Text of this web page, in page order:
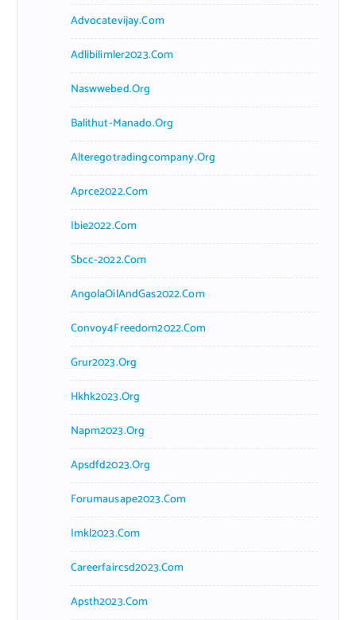
Advocatevijay.com
Adlibilimler2023.com
Naswwebed.org
Balithut-Manado.org
Alteregotradingcompany.org
Aprce2022.com
Ibie2022.com
Sbcc-2022.com
AngolaOilAndGas2022.com
Convoy4Freedom2022.com
Grur2023.org
Hkhk2023.org
Napm2023.org
Apsdfd2023.org
Forumausape2023.com
Imkl2023.com
Careerfaircsd2023.com
Apsth2023.com